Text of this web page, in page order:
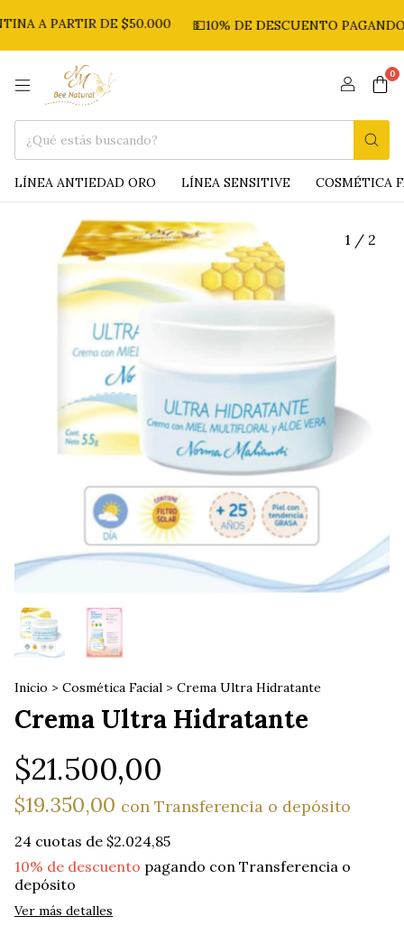
A PARTIR DE $50.000 💵10% DE DESCUENTO PAGANDO
0
LÍNEA ANTIEDAD ORO LÍNEA SENSITIVE COSMÉTICA
1 / 2
Inicio > Cosmética Facial > Crema Ultra Hidratante
Crema Ultra Hidratante
$21.500,00
$19.350,00 con Transferencia o depósito
24 cuotas de $2.024,85
10% de descuento pagando con Transferencia o
depósito
Ver más detalles